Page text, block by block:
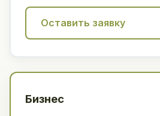
Оставить заявку
Бизнес